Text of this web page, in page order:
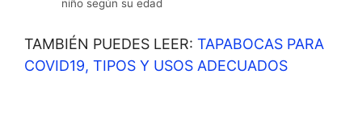
niño según su edad
TAMBIÉN PUEDES LEER: TAPABOCAS PARA
COVID19, TIPOS Y USOS ADECUADOS